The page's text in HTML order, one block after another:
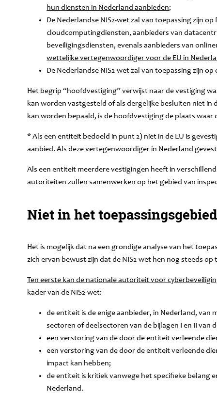
hun diensten in Nederland aanbieden;
De Nederlandse NIS2-wet zal van toepassing zijn
cloudcomputingdiensten, aanbieders van
beveiligingsdiensten, evenals aanbieders van
wettelijke vertegenwoordiger voor de EU in
De Nederlandse NIS2-wet zal van toepassing zijn
Het begrip “hoofdvestiging” verwijst naar de vestiging
kan worden vastgesteld of als dergelijke besluiten niet
kan worden bepaald, is de hoofdvestiging de plaats
* Als een entiteit bedoeld in punt 2) niet in de EU is
aanbied. Als deze vertegenwoordiger in Nederland
Als een entiteit meerdere vestigingen heeft in
autoriteiten zullen samenwerken op het gebied van
Niet in het
Het is mogelijk dat na een grondige analyse van het
zich ervan bewust zijn dat de NIS2-wet hen nog steeds
Ten eerste kan de nationale autoriteit voor
kader van de NIS2-wet:
de entiteit is de enige aanbieder, in Nederland, van
sectoren of deelsectoren van de bijlagen I en II van
een verstoring van de door de entiteit verleende
een verstoring van de door de entiteit verleende
impact kan hebben;
de entiteit is kritiek vanwege het specifieke belang
Nederland.